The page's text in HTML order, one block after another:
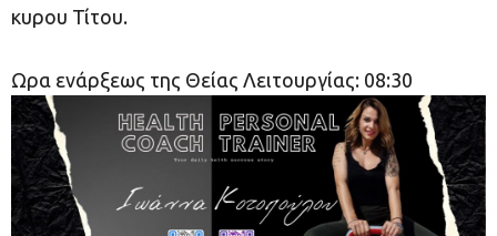
κυρου Τίτου.
Ωρα ενάρξεως της Θείας Λειτουργίας: 08:30